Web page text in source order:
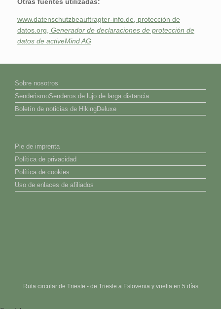
www.datenschutzbeauftragter-info.de
protección de
datos.org Generador de declaraciones de protección de
datos de activeMind AG
Sobre nosotros
SenderismoSenderos de lujo de larga distancia
Boletín de noticias de HikingDeluxe
Pie de imprenta
Política de privacidad
Política de cookies
Uso de enlaces de afiliados
Ruta circular de Trieste - de Trieste a Eslovenia y vuelta en 5 días